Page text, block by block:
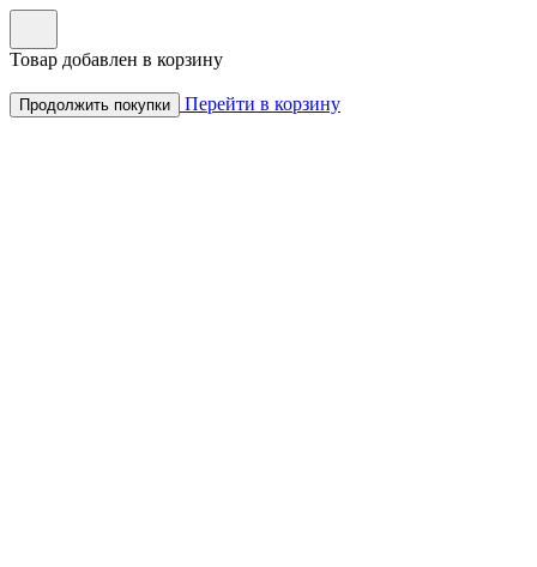
Товар добавлен в корзину
Продолжить покупки Перейти в корзину